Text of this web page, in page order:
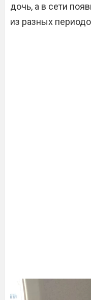
дочь, а в сети
из разных